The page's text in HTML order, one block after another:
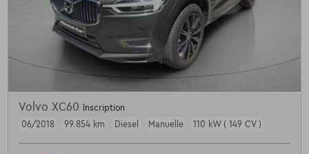
Volvo XC60
Inscription
06/2018
99.854 km Diesel Manuelle 110 kW ( 149 CV )